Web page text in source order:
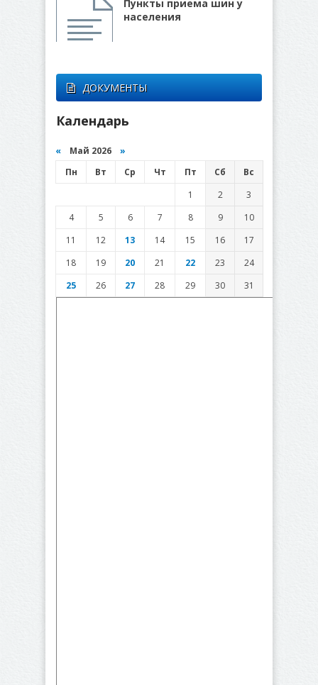
Пункты приема шин у
населения
ДОКУМЕНТЫ
Календарь
« Май 2026 »
Пн
Вт Ср Чт Пт Сб
Вс
1
2
3
4
5 6 7 8 9
10
11
12 13 14 15 16
17
18
19 20 21 22 23
24
25
26 27 28 29 30 31